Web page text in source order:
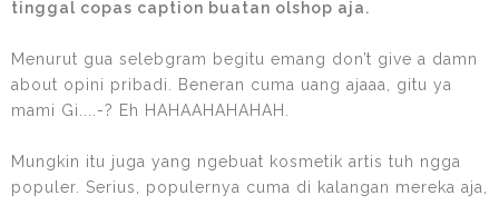
tinggal copas caption buatan olshop aja.
Menurut gua selebgram begitu emang don’t give a damn
about opini pribadi. Beneran cuma uang ajaaa, gitu ya
mami Gi....-? Eh HAHAAHAHAHAH.
Mungkin itu juga yang ngebuat kosmetik artis tuh ngga
populer. Serius, populernya cuma di kalangan mereka aja,